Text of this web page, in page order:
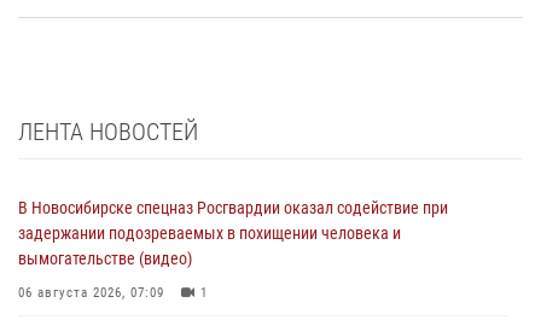
ЛЕНТА НОВОСТЕЙ
В Новосибирске спецназ Росгвардии оказал содействие при
задержании подозреваемых в похищении человека и
вымогательстве (видео)
06 августа 2026, 07:09 1